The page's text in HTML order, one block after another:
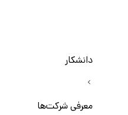
دانشکار
معرفی شرکت‌ها